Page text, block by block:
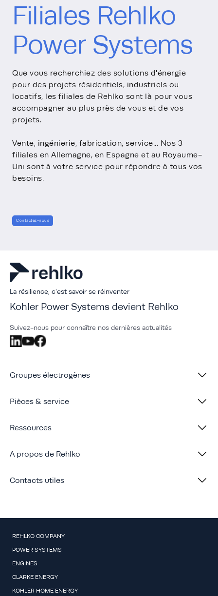
Filiales Rehlko
Power Systems
Que vous recherchiez des solutions d'énergie
pour des projets résidentiels, industriels ou
locatifs, les filiales de Rehlko sont là pour vous
accompagner au plus près de vous et de vos
projets.
Vente, ingénierie, fabrication, service... Nos 3
filiales en Allemagne, en Espagne et au Royaume-
Uni sont à votre service pour répondre à tous vos
besoins.
Contactez-nous
La résilience, c'est savoir se réinventer
Kohler Power Systems devient Rehlko
Suivez-nous pour connaître nos dernières actualités
Groupes électrogènes
Pièces & service
Ressources
A propos de Rehlko
Contacts utiles
REHLKO COMPANY
POWER SYSTEMS
ENGINES
CLARKE ENERGY
KOHLER HOME ENERGY